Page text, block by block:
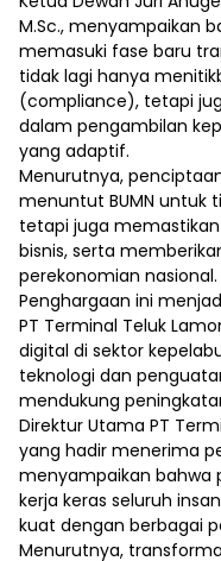
M.Sc., menyampaikan
memasuki fase baru
tidak lagi hanya
(compliance), tetapi
dalam pengambilan
yang adaptif.
Menurutnya,
menuntut BUMN untuk
tetapi juga
bisnis, serta
perekonomian nasional.
Penghargaan ini
PT Terminal Teluk
digital di sektor
teknologi dan
mendukung
Direktur Utama PT
yang hadir menerima
menyampaikan bahwa
kerja keras seluruh
kuat dengan berbagai
Menurutnya,